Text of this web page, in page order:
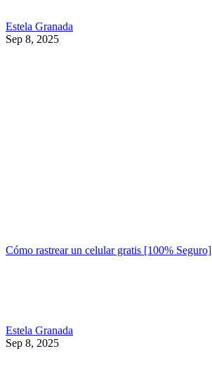
Estela Granada
Sep 8, 2025
Cómo rastrear un celular gratis [100% Seguro]
Estela Granada
Sep 8, 2025